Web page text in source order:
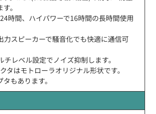
。
時間、ハイパワーで16時間の長時間使用
力スピーカーで騒音化でも快適に通信可
チレベル設定でノイズ抑制します。
タはモトローラオリジナル形状です。
もあります。